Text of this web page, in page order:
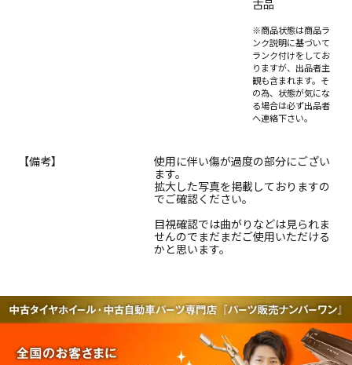
古品
※商品状態は商品ラ
ンク説明に基づいて
ランク付けをしてお
りますが、出品者主
観も含まれます。そ
の為、状態が気にな
る場合は必ず出品者
へ連絡下さい。
【備考】
使用に伴い傷が過度の部分にござい
ます。
拡大した写真を掲載しておりますの
でご確認ください。
目視確認では曲がりなどは見られま
せんのでまだまだご使用いただける
かと思います。